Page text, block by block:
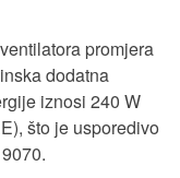
promjera
dodatna
iznosi 240 W
što je usporedivo